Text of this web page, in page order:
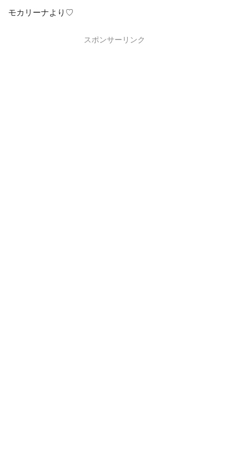
モカリーナより♡
スポンサーリンク